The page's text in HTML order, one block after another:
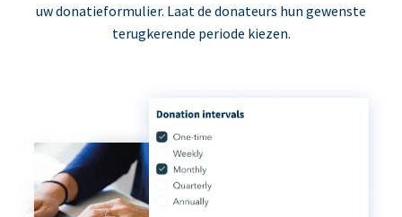
uw donatieformulier. Laat de donateurs hun gewenste
terugkerende periode kiezen.